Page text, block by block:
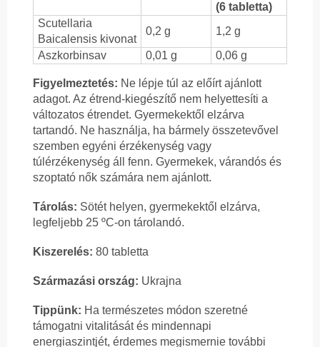
(6 tabletta)
Scutellaria
Baicalensis kivonat
0,2 g
1,2 g
Aszkorbinsav
0,01 g 0,06 g
Figyelmeztetés: Ne lépje túl az előírt ajánlott
adagot. Az étrend-kiegészítő nem helyettesíti a
változatos étrendet. Gyermekektől elzárva
tartandó. Ne használja, ha bármely összetevővel
szemben egyéni érzékenység vagy
túlérzékenység áll fenn. Gyermekek, várandós és
szoptató nők számára nem ajánlott.
Tárolás: Sötét helyen, gyermekektől elzárva,
legfeljebb 25 ºC-on tárolandó.
Kiszerelés: 80 tabletta
Származási ország: Ukrajna
Tippünk: Ha természetes módon szeretné
támogatni vitalitását és mindennapi
energiaszintjét, érdemes megismernie további